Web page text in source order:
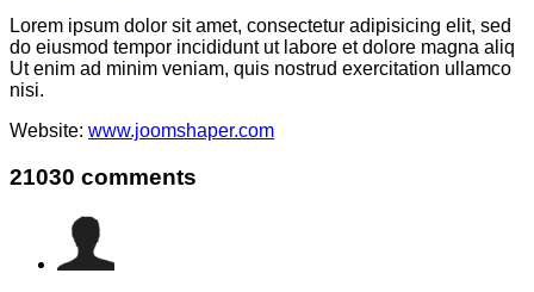
Lorem ipsum dolor sit amet, consectetur adipisicing elit, sed
do eiusmod tempor incididunt ut labore et dolore magna aliq
Ut enim ad minim veniam, quis nostrud exercitation ullamco
nisi.
Website: www.joomshaper.com
21030 comments